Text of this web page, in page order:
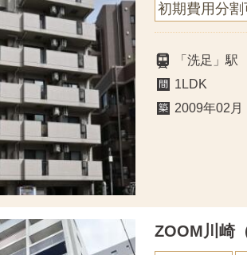
初期費用分割
「洗足」
1LDK
2009年02月
ZOOM川崎